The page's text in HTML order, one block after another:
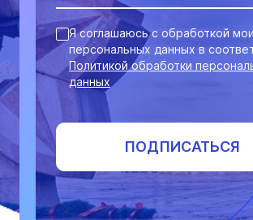
Я соглашаюсь с обработкой
персональных данных в
Политикой обработки
данных
ПОДПИСАТЬСЯ